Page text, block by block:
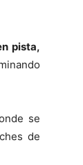
pista,
se
de